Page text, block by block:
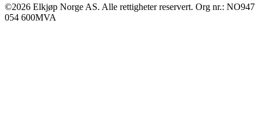
©2026 Elkjøp Norge AS. Alle rettigheter reservert. Org nr.: NO947
054 600MVA